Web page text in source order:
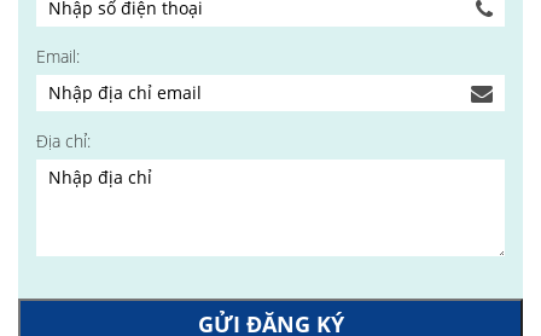
Email:
Địa chỉ:
GỬI ĐĂNG KÝ